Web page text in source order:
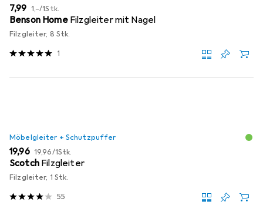
EUR
7,99 EUR
1,–/1Stk.
Benson Home Filzgleiter mit Nagel
Filzgleiter, 8 Stk.
1
Möbelgleiter + Schutzpuffer
EUR
19,96 EUR
19,96/1Stk.
Scotch Filzgleiter
Filzgleiter, 1 Stk.
55